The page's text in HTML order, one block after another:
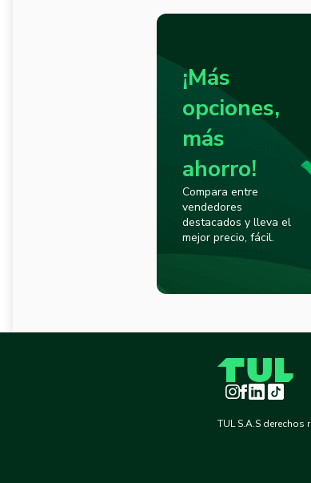
¡Más
opciones,
más
ahorro!
Compara entre
vendedores
destacados y lleva el
mejor precio, fácil.
Instagram
Facebook
LinkedInTikTok
TUL S.A.S derechos